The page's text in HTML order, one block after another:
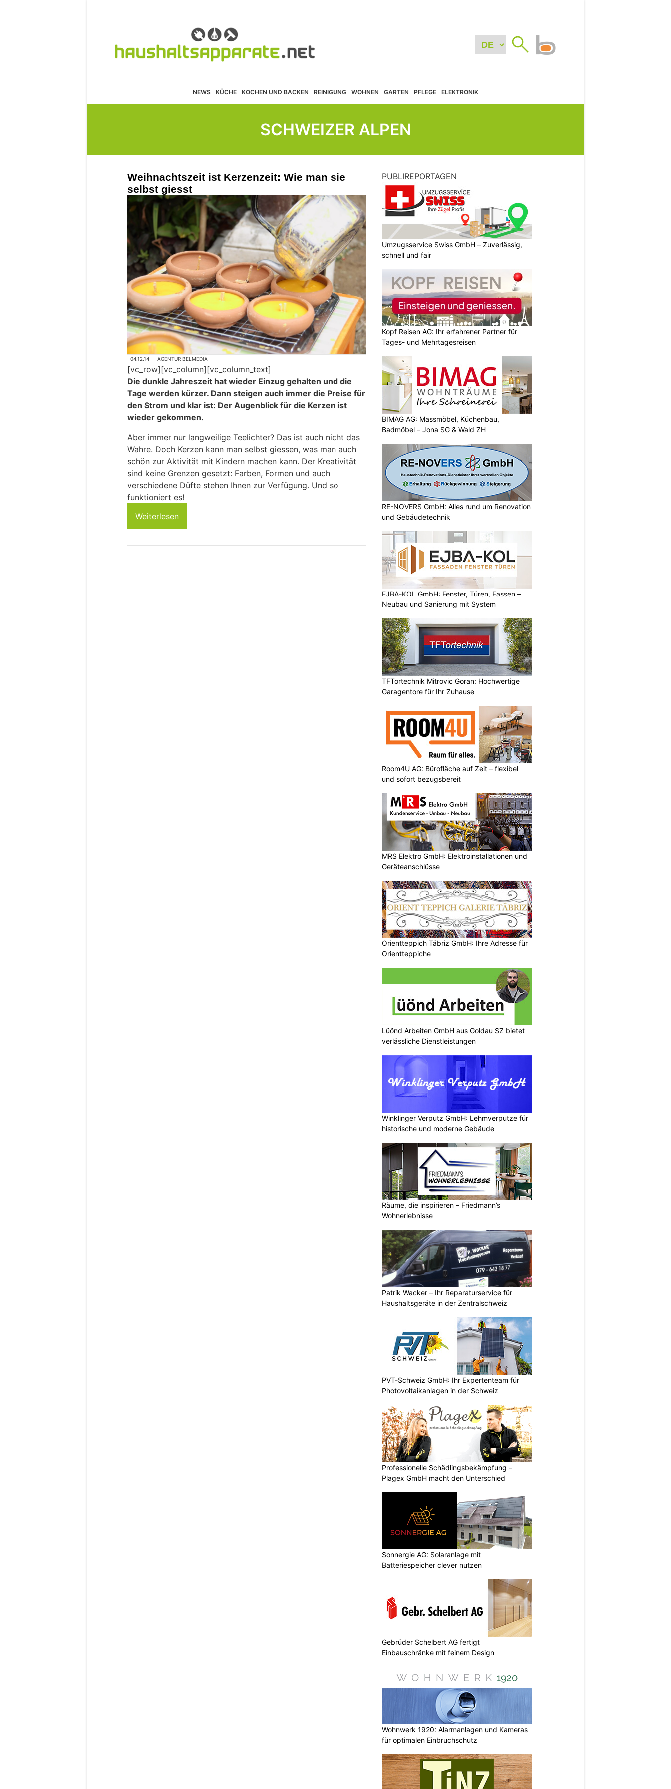
NEWS KÜCHE KOCHEN UND BACKEN REINIGUNG WOHNEN GARTEN PFLEGE ELEKTRONIK
SCHWEIZER ALPEN
Weihnachtszeit ist Kerzenzeit: Wie man sie
selbst giesst
04.12.14 AGENTUR BELMEDIA
[vc_row][vc_column][vc_column_text]
Die dunkle Jahreszeit hat wieder Einzug gehalten und die
Tage werden kürzer. Dann steigen auch immer die Preise für
den Strom und klar ist: Der Augenblick für die Kerzen ist
wieder gekommen.
Aber immer nur langweilige Teelichter? Das ist auch nicht das
Wahre. Doch Kerzen kann man selbst giessen, was man auch
schön zur Aktivität mit Kindern machen kann. Der Kreativität
sind keine Grenzen gesetzt: Farben, Formen und auch
verschiedene Düfte stehen Ihnen zur Verfügung. Und so
funktioniert es!
Weiterlesen
PUBLIREPORTAGEN
Umzugsservice Swiss GmbH – Zuverlässig,
schnell und fair
Kopf Reisen AG: Ihr erfahrener Partner für
Tages- und Mehrtagesreisen
BIMAG AG: Massmöbel, Küchenbau,
Badmöbel – Jona SG & Wald ZH
RE-NOVERS GmbH: Alles rund um Renovation
und Gebäudetechnik
EJBA-KOL GmbH: Fenster, Türen, Fassen –
Neubau und Sanierung mit System
TFTortechnik Mitrovic Goran: Hochwertige
Garagentore für Ihr Zuhause
Room4U AG: Bürofläche auf Zeit – flexibel
und sofort bezugsbereit
MRS Elektro GmbH: Elektroinstallationen und
Geräteanschlüsse
Orientteppich Täbriz GmbH: Ihre Adresse für
Orientteppiche
Lüönd Arbeiten GmbH aus Goldau SZ bietet
verlässliche Dienstleistungen
Winklinger Verputz GmbH: Lehmverputze für
historische und moderne Gebäude
Räume, die inspirieren – Friedmann’s
Wohnerlebnisse
Patrik Wacker – Ihr Reparaturservice für
Haushaltsgeräte in der Zentralschweiz
PVT-Schweiz GmbH: Ihr Expertenteam für
Photovoltaikanlagen in der Schweiz
Professionelle Schädlingsbekämpfung –
Plagex GmbH macht den Unterschied
Sonnergie AG: Solaranlage mit
Batteriespeicher clever nutzen
Gebrüder Schelbert AG fertigt
Einbauschränke mit feinem Design
Wohnwerk 1920: Alarmanlagen und Kameras
für optimalen Einbruchschutz